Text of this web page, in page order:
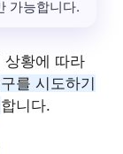
가능합니다.
상황에 따라
를 시도하기
합니다.